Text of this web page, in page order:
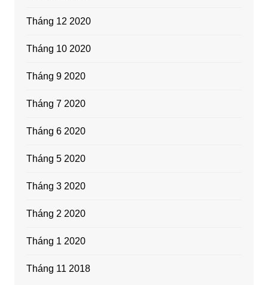
Tháng 12 2020
Tháng 10 2020
Tháng 9 2020
Tháng 7 2020
Tháng 6 2020
Tháng 5 2020
Tháng 3 2020
Tháng 2 2020
Tháng 1 2020
Tháng 11 2018